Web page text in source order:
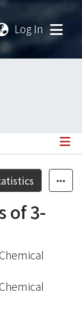
Log In
of 3-